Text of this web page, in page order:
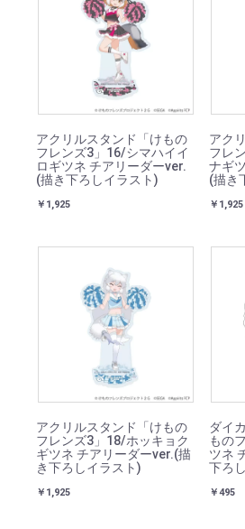
アクリルスタンド「けもの
フレンズ3」16/シマハイイ
ロギツネ チアリーダーver.
(描き下ろしイラスト)
￥1,925
アク
フレ
ナギ
(描き
￥1,925
アクリルスタンド「けもの
フレンズ3」18/ホッキョク
ギツネ チアリーダーver.(描
き下ろしイラスト)
￥1,925
ダイ
もの
ツネ
下ろ
￥495